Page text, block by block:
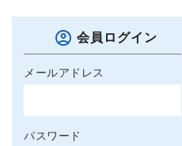
会員ログイン
メールアドレス
パスワード